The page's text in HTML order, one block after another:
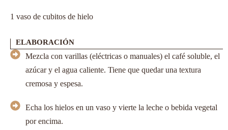
1 vaso de cubitos de hielo
ELABORACIÓN
Mezcla con varillas (eléctricas o manuales) el café soluble, el
azúcar y el agua caliente. Tiene que quedar una textura
cremosa y espesa.
Echa los hielos en un vaso y vierte la leche o bebida vegetal
por encima.